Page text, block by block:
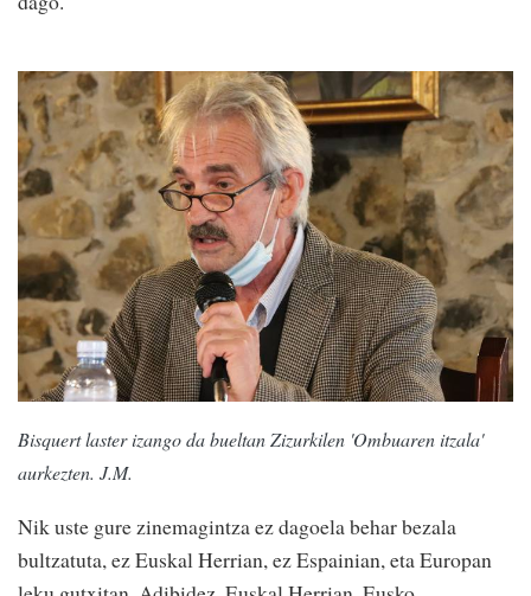
Bisquert laster izango da bueltan Zizurkilen 'Ombuaren itzala'
aurkezten. J.M.
Nik uste gure zinemagintza ez dagoela behar bezala
bultzatuta, ez Euskal Herrian, ez Espainian, eta Europan